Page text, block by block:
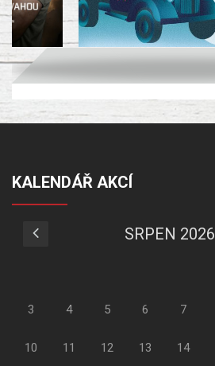
KALENDÁŘ AKCÍ
SRPEN 2026
3 4 5 6 7
10 11 12 13 14